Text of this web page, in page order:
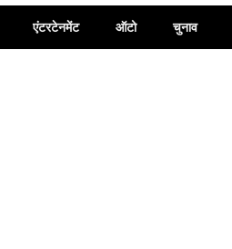
एंटरटेनमेंट ऑटो चुनाव